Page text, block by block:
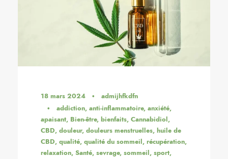
18 mars 2024 •
admijhfkdfn
•
addiction, anti-inflammatoire, anxiété,
apaisant, Bien-être, bienfaits, Cannabidiol,
CBD, douleur, douleurs menstruelles, huile de
CBD, qualité, qualité du sommeil, récupération,
relaxation, Santé, sevrage, sommeil, sport,